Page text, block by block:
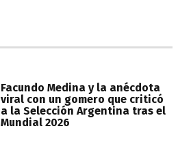
Facundo Medina y la anécdota
viral con un gomero que criticó
a la Selección Argentina tras el
Mundial 2026